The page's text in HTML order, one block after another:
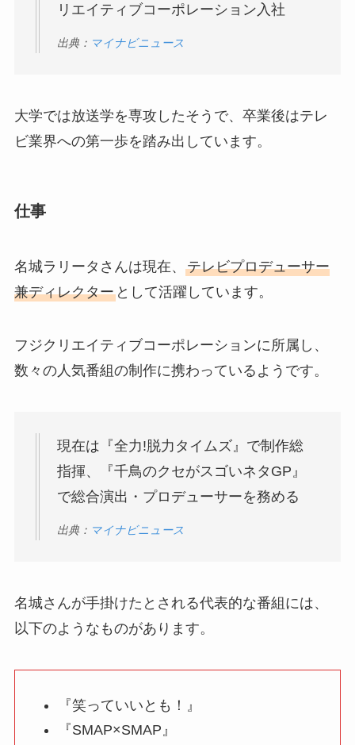
リエイティブコーポレーション入社
出典： マイナビニュース
大学では放送学を専攻したそうで、卒業後はテレ
ビ業界への第一歩を踏み出しています。
仕事
名城ラリータさんは現在、 テレビプロデューサー
兼ディレクターとして活躍しています。
フジクリエイティブコーポレーションに所属し、
数々の人気番組の制作に携わっているようです。
現在は『全力!脱力タイムズ』で制作総
指揮、『千鳥のクセがスゴいネタGP』
で総合演出・プロデューサーを務める
出典： マイナビニュース
名城さんが手掛けたとされる代表的な番組には、
以下のようなものがあります。
『笑っていいとも！』
『SMAP×SMAP』